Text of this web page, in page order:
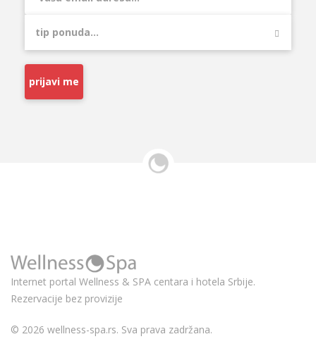
prijavi me
Internet portal Wellness & SPA centara i hotela Srbije.
Rezervacije bez provizije
© 2026 wellness-spa.rs. Sva prava zadržana.